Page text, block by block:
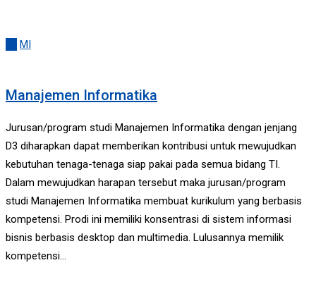
MI
Manajemen Informatika
Jurusan/program studi Manajemen Informatika dengan jenjang
D3 diharapkan dapat memberikan kontribusi untuk mewujudkan
kebutuhan tenaga-tenaga siap pakai pada semua bidang TI.
Dalam mewujudkan harapan tersebut maka jurusan/program
studi Manajemen Informatika membuat kurikulum yang berbasis
kompetensi. Prodi ini memiliki konsentrasi di sistem informasi
bisnis berbasis desktop dan multimedia. Lulusannya memilik
kompetensi…